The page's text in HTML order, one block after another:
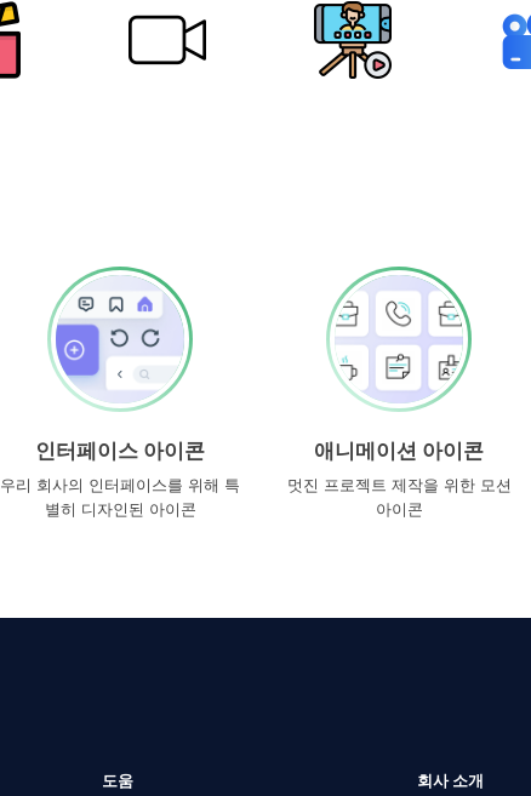
인터페이스 아이콘
우리 회사의 인터페이스를 위해 특
별히 디자인된 아이콘
애니메이션 아이콘
멋진 프로젝트 제작을 위한 모션
아이콘
도움 회사 소개